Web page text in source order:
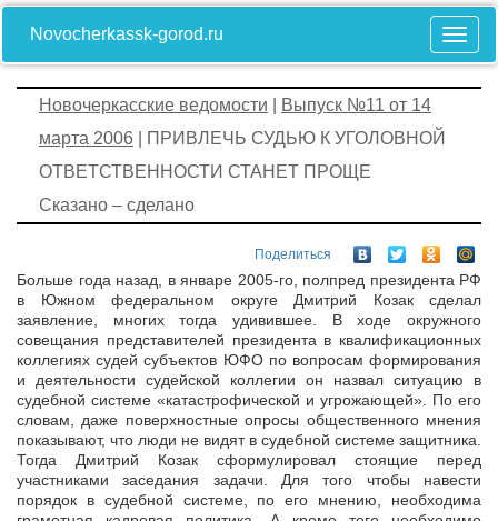
Novocherkassk-gorod.ru
Новочеркасские ведомости
Выпуск №11 от 14
марта 2006 | ПРИВЛЕЧЬ СУДЬЮ К УГОЛОВНОЙ
ОТВЕТСТВЕННОСТИ СТАНЕТ ПРОЩЕ
Сказано – сделано
Поделиться
Больше года назад, в январе 2005-го, полпред президента РФ
в Южном федеральном округе Дмитрий Козак сделал
заявление, многих тогда удивившее. В ходе окружного
совещания представителей президента в квалификационных
коллегиях судей субъектов ЮФО по вопросам формирования
и деятельности судейской коллегии он назвал ситуацию в
судебной системе «катастрофической и угрожающей». По его
словам, даже поверхностные опросы общественного мнения
показывают, что люди не видят в судебной системе защитника.
Тогда Дмитрий Козак сформулировал стоящие перед
участниками заседания задачи. Для того чтобы навести
порядок в судебной системе, по его мнению, необходима